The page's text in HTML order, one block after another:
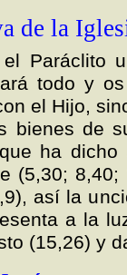
de la
Paráclito
todo y
el Hijo,
bienes de
ha
(5,30;
así la
a la
(15,26) y